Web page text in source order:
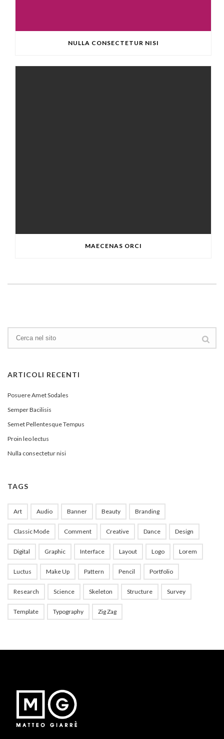
NULLA CONSECTETUR NISI
MAECENAS ORCI
ARTICOLI RECENTI
Posuere Amet Sodales
Semper Bacilisis
Semet Pellentesque Tempus
Proin leo lectus
Nulla consectetur nisi
TAGS
Art Audio Banner Beauty Branding
Classic Mode Comment Creative Dance Design
Digital Graphic Interface Layout Logo Lorem
Luctus Make Up Pattern Pencil Portfolio
Research Science Skeleton Structure Survey
Template Typography Zig Zag